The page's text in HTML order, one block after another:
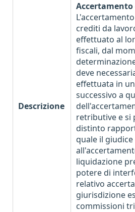
Descrizione
Accertamento
crediti da
effettuato al
fiscali, dal
deve
effettuata in
successivo a
retributive e si
distinto
quale il
liquidazione
potere di
relativo
giurisdizione
commissioni